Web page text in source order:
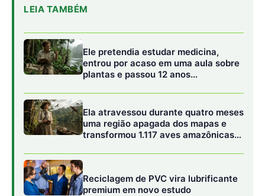
Segundo os autores, mais de 800 mil quilômetros
quadrados da Amazônia são anualmente inundados por
seis meses, criando condições anaeróbicas favoráveis à
decomposição da matéria orgânica e consequente
emissão de metano. Essas áreas podem responder por
até 29% das emissões globais desse gás. Em contraste,
absorção do metano da atmosfera, ajudando a regular o
equilíbrio do gás na região.